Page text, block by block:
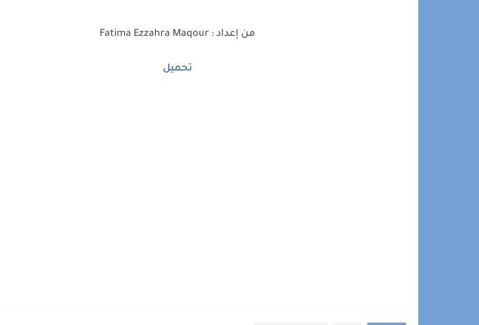
من إعداد : Fatima Ezzahra Maqour
تحميل